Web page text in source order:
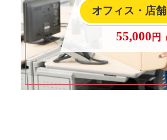
オフィス・店舗
55,000 円